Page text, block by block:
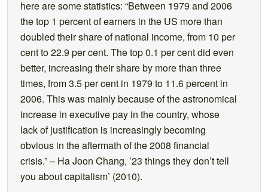
here are some statistics: “Between 1979 and 2006
the top 1 percent of earners in the US more than
doubled their share of national income, from 10 per
cent to 22.9 per cent. The top 0.1 per cent did even
better, increasing their share by more than three
times, from 3.5 per cent in 1979 to 11.6 percent in
2006. This was mainly because of the astronomical
increase in executive pay in the country, whose
lack of justification is increasingly becoming
obvious in the aftermath of the 2008 financial
crisis.” – Ha Joon Chang, ’23 things they don’t tell
you about capitalism’ (2010).